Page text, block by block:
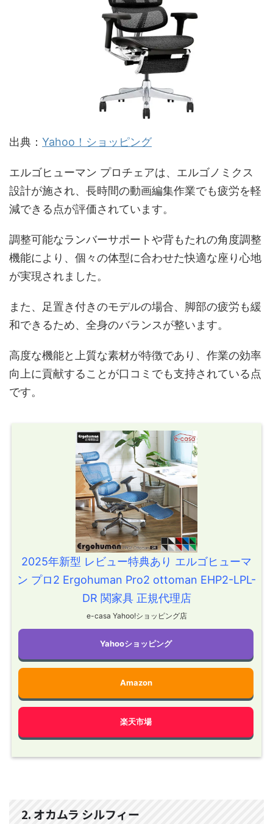
出典： Yahoo！ショッピング
エルゴヒューマン プロチェアは、エルゴノミクス
設計が施され、長時間の動画編集作業でも疲労を軽
減できる点が評価されています。
調整可能なランバーサポートや背もたれの角度調整
機能により、個々の体型に合わせた快適な座り心地
が実現されました。
また、足置き付きのモデルの場合、脚部の疲労も緩
和できるため、全身のバランスが整います。
高度な機能と上質な素材が特徴であり、作業の効率
向上に貢献することが口コミでも支持されている点
です。
2025年新型 レビュー特典あり エルゴヒューマ
ン プロ2 Ergohuman Pro2 ottoman EHP2-LPL-
DR 関家具 正規代理店
e-casa Yahoo!ショッピング店
Yahooショッピング
Amazon
楽天市場
2. オカムラ シルフィー